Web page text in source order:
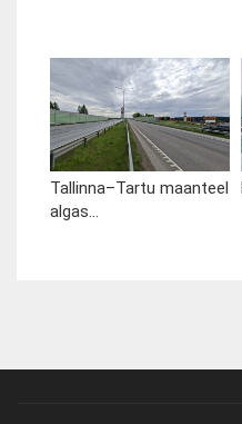
Tallinna–Tartu maanteel
algas...